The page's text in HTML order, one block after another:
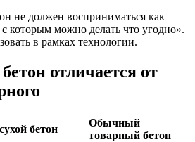
не должен восприниматься как
которым можно делать что угодно».
в рамках технологии.
отличается от
бетон
Обычный
товарный бетон